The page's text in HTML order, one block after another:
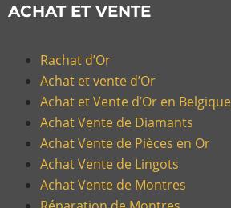
ACHAT ET VENTE
Rachat d’Or
Achat et vente d’Or
Achat et Vente d’Or en Belgique
Achat Vente de Diamants
Achat Vente de Pièces en Or
Achat Vente de Lingots
Achat Vente de Montres